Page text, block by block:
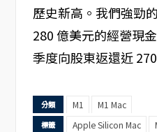
歷史新高。我們強勁
280 億美元的經營現
季度向股東返還近 270
分類 M1 M1 Mac
標籤 Apple Silicon Mac